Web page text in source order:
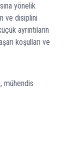
yönelik
ve disiplini
ayrıntıların
koşulları ve
mühendis